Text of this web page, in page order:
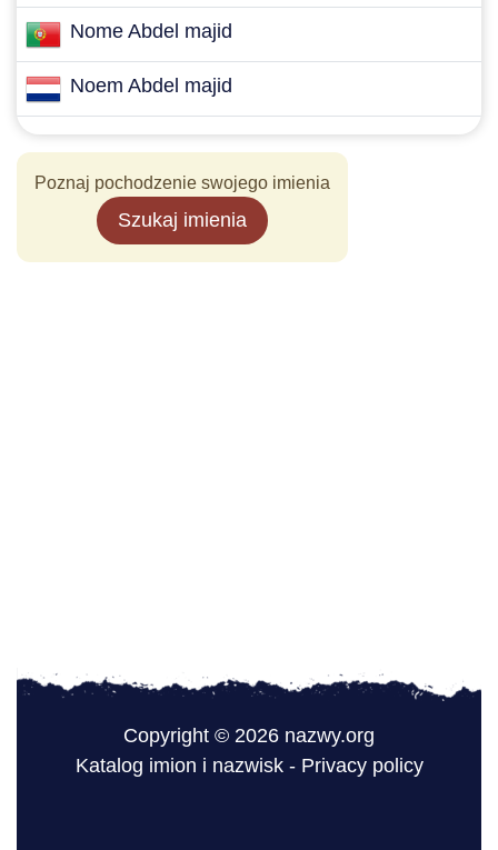
Nome Abdel majid
Noem Abdel majid
Poznaj pochodzenie swojego imienia
Szukaj imienia
Copyright © 2026 nazwy.org
Katalog imion i nazwisk- Privacy policy